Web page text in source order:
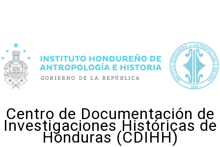
Centro de Documentación de
Investigaciones Históricas de
Honduras (CDIHH)